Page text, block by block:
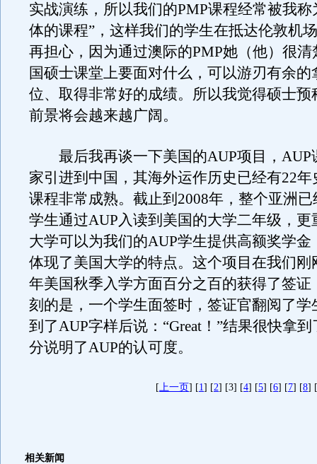
实战演练，所以我们的PMP课程经常被我称
体的课程”，这样我们的学生在抵达伦敦机
再担心，因为通过澳际的PMP她（他）很
国硕士课堂上要面对什么，可以游刃有余的
位、取得非常好的成绩。所以我觉得硕士预
前景将会越来越广阔。
最后我再谈一下美国的AUP项目，AUP
家引进到中国，其海外运作历史已经有22
课程非常成熟。截止到2008年，整个亚洲已
学生通过AUP入读到美国的大学二年级，更
大学可以为我们的AUP学生提供高额奖学金
体现了美国大学的特点。这个项目在我们刚
年美国秋季入学方面百分之百的获得了签证
刻的是，一个学生面签时，签证官翻阅了学
到了AUP字样后说：“Great！”结果很快拿
分说明了AUP的认可度。
[上一页] [1] [2] [3] [4] [5] [6] [7] [8] [
相关新闻